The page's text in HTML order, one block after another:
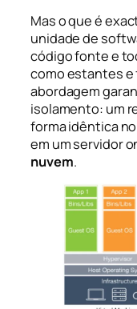
Mas o que é
unidade de
código fonte e
como estantes e
abordagem
isolamento: um
forma idêntica
em um servidor
nuvem.